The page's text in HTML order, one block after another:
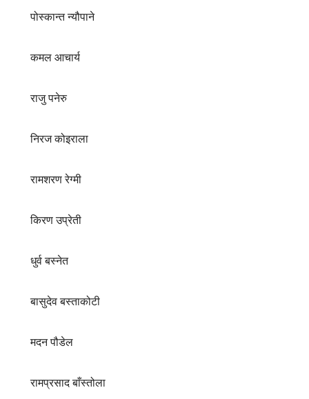
पोस्कान्त न्यौपाने
कमल आचार्य
राजु पनेरु
निरज कोइराला
रामशरण रेग्मी
किरण उप्रेती
धुर्व बस्नेत
बासुदेव बस्ताकोटी
मदन पौडेल
रामप्रसाद बाँस्तोला